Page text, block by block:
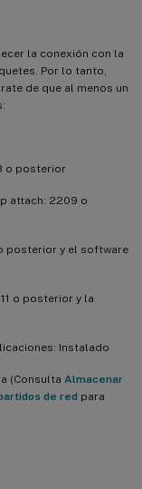
la conexión con la
Por lo tanto,
de que al menos un
o posterior
attach: 2209 o
posterior y el software
o posterior y la
Instalado
(Consulta Almacenar
de red para